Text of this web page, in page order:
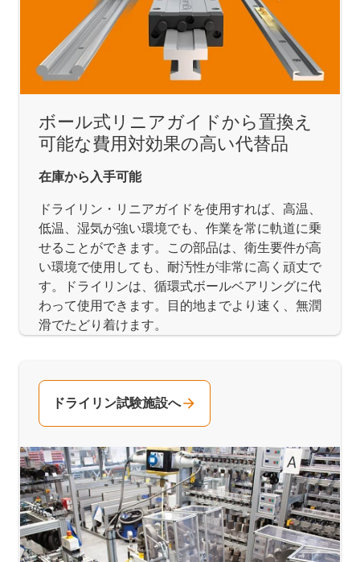
ボール式リニアガイドから置換え
可能な費用対効果の高い代替品
在庫から入手可能
ドライリン・リニアガイドを使用すれば、高温、
低温、湿気が強い環境でも、作業を常に軌道に乗
せることができます。この部品は、衛生要件が高
い環境で使用しても、耐汚性が非常に高く頑丈で
す。ドライリンは、循環式ボールベアリングに代
わって使用できます。目的地までより速く、無潤
滑でたどり着けます。
ドライリン試験施設へ